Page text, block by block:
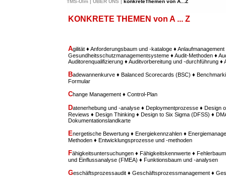
TMS-Ulm | ÜBER UNS | konkreteThemen von A...Z
KONKRETE THEMEN von A ... Z
Agilität ♦ Anforderungsbaum und -kataloge ♦
Gesundheitsschutzmanagementsysteme ♦ Audit-Methoden ♦
Auditorenqualifizierung ♦ Auditvorbereitung und -durchführung ♦
Badewannenkurve ♦ Balanced Scorecards (BSC) ♦
Formular
Change Management ♦ Control-Plan
Datenerhebung und -analyse ♦ Deploymentprozesse ♦ Design
Reviews ♦ Design Thinking ♦ Design to Six Sigma (DFSS) ♦
Dokumentationslandkarte
Energetische Bewertung ♦ Energiekennzahlen ♦
Methoden ♦ Entwicklungsprozesse und -methoden
Fähigkeitsuntersuchungen ♦ Fähigkeitskennwerte ♦
und Einflussanalyse (FMEA) ♦ Funktionsbaum und -analysen
Geschäftsprozessaudit ♦ Geschäftsprozessmanagement ♦